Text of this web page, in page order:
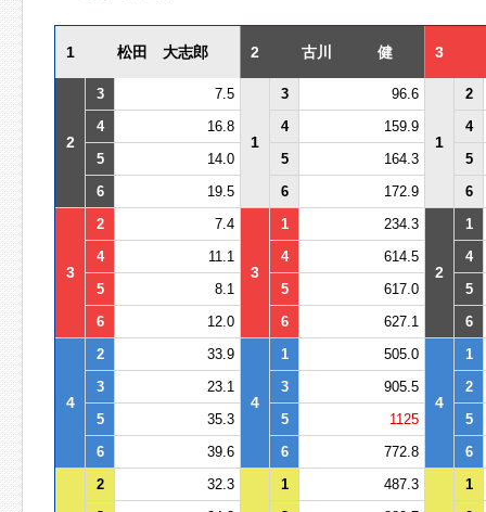
1 松田 大志郎 2 古川 健 3
2
3 7.5
1
3 96.6
1
2
4
16.8 4 159.9
4
5
14.0 5 164.3
5
6
19.5 6 172.9 6
3
2 7.4
3
1 234.3
2
1
4
11.1 4 614.5
4
5
8.1 5 617.0
5
6
12.0 6 627.1 6
4
2 33.9
4
1 505.0
4
1
3
23.1 3 905.5
2
5
35.3 5 1125
5
6
39.6 6 772.8 6
2 32.3 1 487.3
1